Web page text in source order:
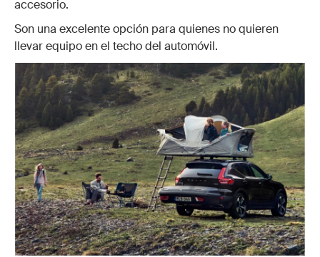
accesorio.
Son una excelente opción para quienes no quieren
llevar equipo en el techo del automóvil.